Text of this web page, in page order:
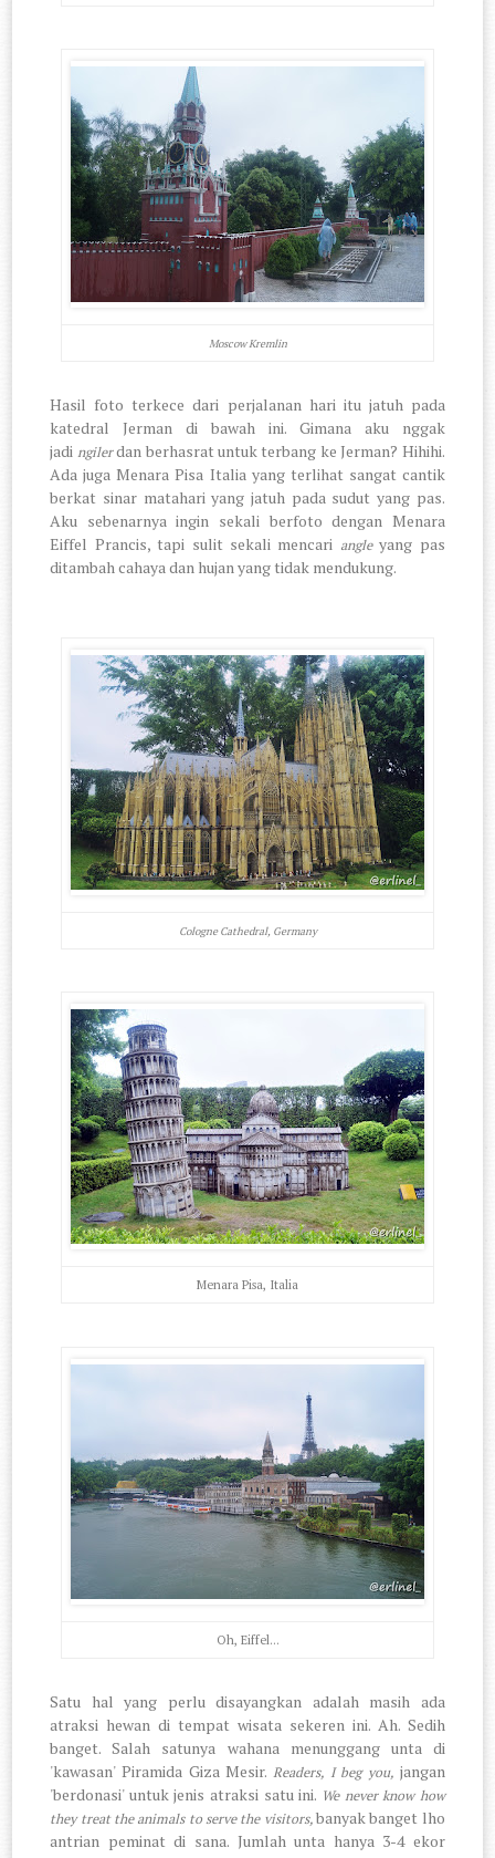
Moscow Kremlin
Hasil foto terkece dari perjalanan hari itu jatuh pada
katedral Jerman di bawah ini. Gimana aku nggak
jadi ngilerdan berhasrat untuk terbang ke Jerman? Hihihi.
Ada juga Menara Pisa Italia yang terlihat sangat cantik
berkat sinar matahari yang jatuh pada sudut yang pas.
Aku sebenarnya ingin sekali berfoto dengan Menara
Eiffel Prancis, tapi sulit sekali mencari angleyang pas
ditambah cahaya dan hujan yang tidak mendukung.
Cologne Cathedral, Germany
Menara Pisa, Italia
Oh, Eiffel...
Satu hal yang perlu disayangkan adalah masih ada
atraksi hewan di tempat wisata sekeren ini. Ah. Sedih
banget. Salah satunya wahana menunggang unta di
'kawasan' Piramida Giza Mesir. Readers, I beg you, jangan
'berdonasi' untuk jenis atraksi satu ini. We never know how
they treat the animals to serve the visitors,banyak banget lho
antrian peminat di sana. Jumlah unta hanya 3-4 ekor